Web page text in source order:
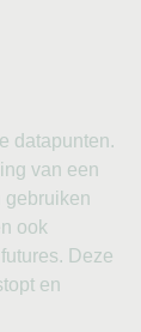
datapunten.
van een
gebruiken
ook
Deze
en